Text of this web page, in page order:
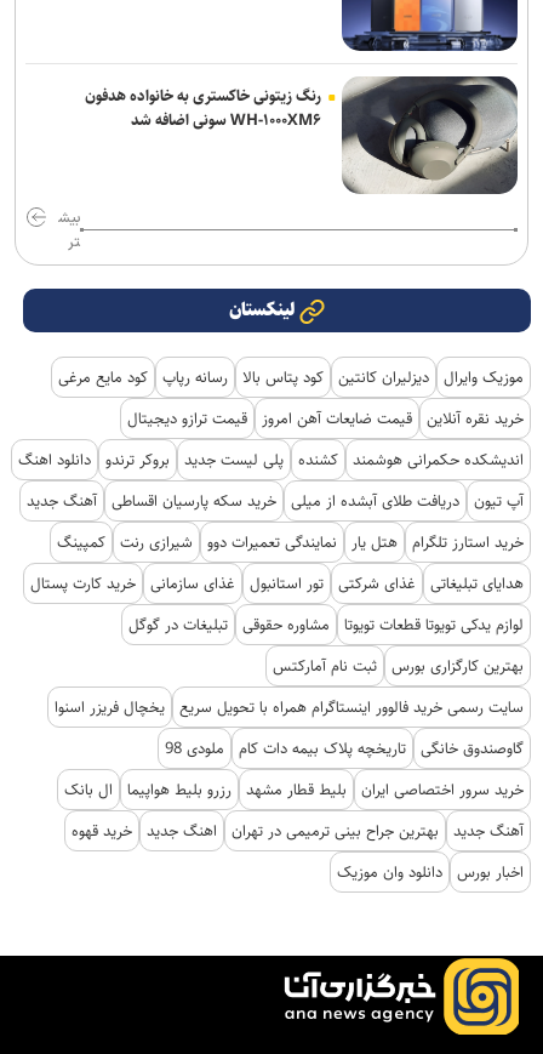
رنگ زیتونی خاکستری به خانواده هدفون
WH-۱۰۰۰XM۶ سونی اضافه شد
بیش
تر
لینکستان
موزیک وایرال دیزلیران کانتین کود پتاس بالا رسانه رپاپ کود مایع مرغی
خرید نقره آنلاین قیمت ضایعات آهن امروز
قیمت ترازو دیجیتال
اندیشکده حکمرانی هوشمند کشنده پلی لیست جدید بروکر ترندو دانلود اهنگ
آپ تیون دریافت طلای آبشده از میلی خرید سکه پارسیان اقساطی آهنگ جدید
خرید استارز تلگرام هتل یار نمایندگی تعمیرات دوو شیرازی رنت کمپینگ
هدایای تبلیغاتی
غذای شرکتی تور استانبول غذای سازمانی خرید کارت پستال
لوازم یدکی تویوتا قطعات تویوتا
مشاوره حقوقی تبلیغات در گوگل
بهترین کارگزاری بورس ثبت نام آمارکتس
سایت رسمی خرید فالوور اینستاگرام همراه با تحویل سریع یخچال فریزر اسنوا
گاوصندوق خانگی تاریخچه پلاک بیمه دات کام
ملودی 98
خرید سرور اختصاصی ایران
بلیط قطار مشهد رزرو بلیط هواپیما
ال بانک
آهنگ جدید
بهترین جراح بینی ترمیمی در تهران اهنگ جدید خرید قهوه
اخبار بورس دانلود وان موزیک